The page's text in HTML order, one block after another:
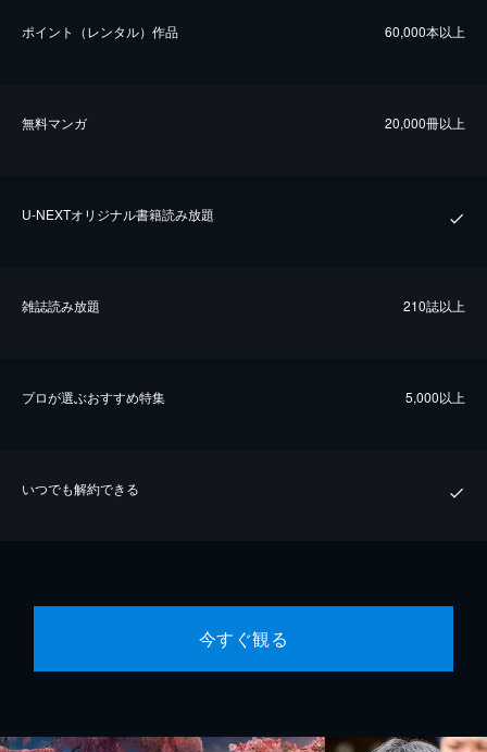
ポイント（レンタル）作品 60,000本以上
無料マンガ 20,000冊以上
U-NEXTオリジナル書籍読み放題
雑誌読み放題 210誌以上
プロが選ぶおすすめ特集 5,000以上
いつでも解約できる
今すぐ観る